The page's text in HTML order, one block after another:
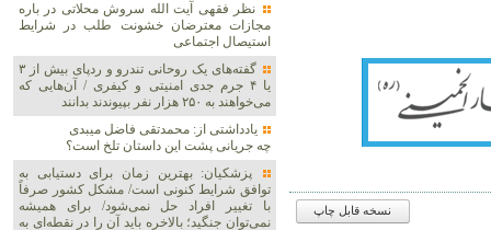
نسخه قابل چاپ
نظر فقهی آیت الله سروش محلاتی در باره
مجازات معترضان خشونت طلب در شرایط
استیصال اجتماعی
گفته‌های یک روحانی تندرو و ردپای بیش از ۳
یا ۴ جرم جدی امنیتی و کیفری / آن‌هایی که
می‌خواهند به ۲۵۰ هزار نفر بپیوندند بدانند
یادداشتی از: محمدتقی فاضل میبدی
چه جریانی پشت این داستان تلخ است؟
پزشکیان‌: بهترین زمان برای دستیابی به
توافق شرایط کنونی است/ مشکل کشور صرفاً
با تغییر افراد حل نمی‌شود/ برای همیشه
نمی‌توان جنگید؛ بالاخره باید آن را در نقطه‌ای به